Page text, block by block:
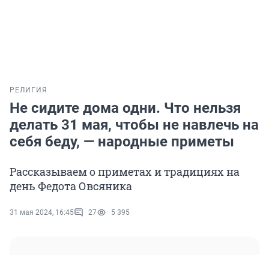
РЕЛИГИЯ
Не сидите дома одни. Что нельзя
делать 31 мая, чтобы не навлечь на
себя беду, — народные приметы
Рассказываем о приметах и традициях на
день Федота Овсяника
31 мая 2024, 16:45 27 5 395